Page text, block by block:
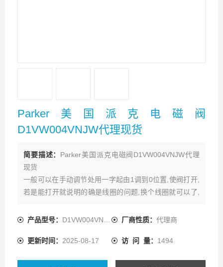
Parker美国派克电磁阀
D1VW004VNJW代理现货
简要描述： Parker美国派克电磁阀D1VW004VNJW代理
现货
一般可以在手动调节处用一字起由1调到0位置,使阀打开,
若是能打开就说明的确是线圈的问题,换个线圈就可以了,
清洗正确应该用CCL4,
产品型号： D1VW004VNJW91 厂商性质： 代理商
更新时间： 2025-08-17 访 问 量： 1494